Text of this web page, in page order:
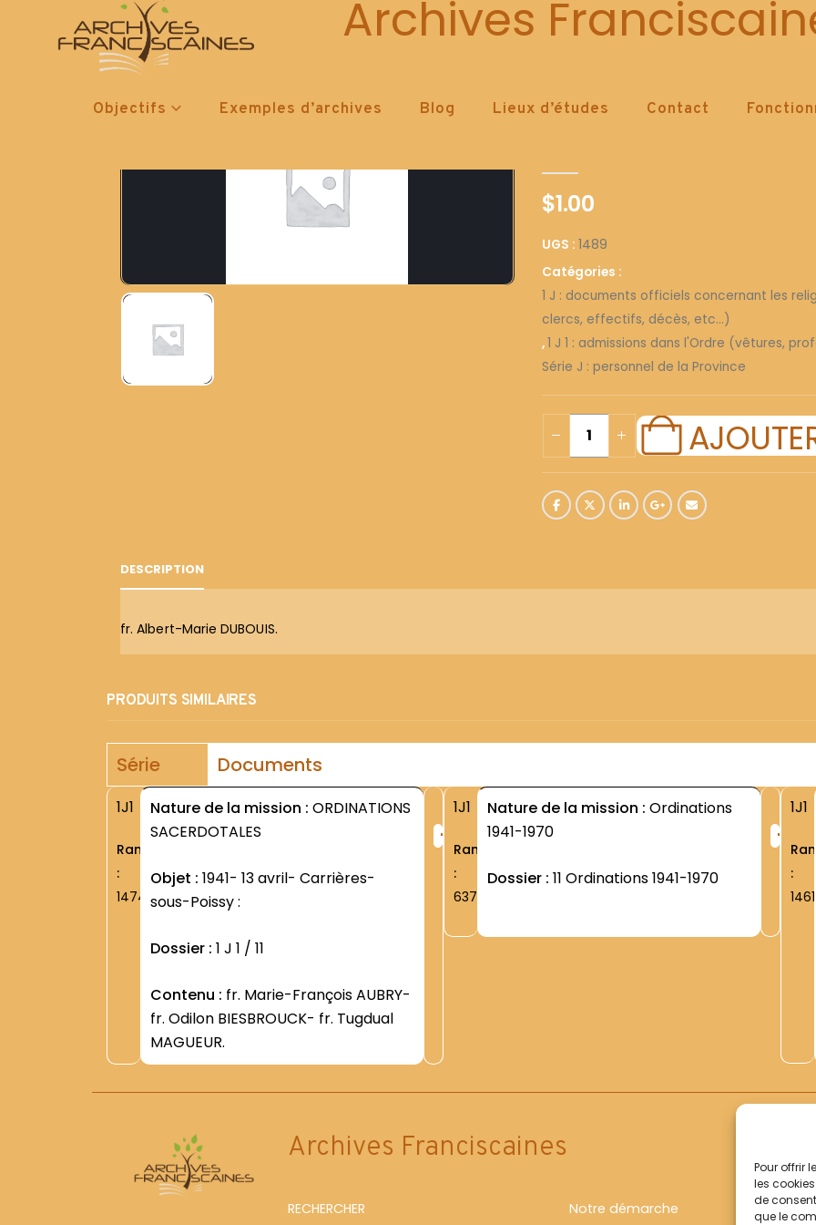
Pour offrir
les
de
que le
Archives
Objectifs Exemples d’archives Blog Lieux d’études Contact
1489
$1.00
UGS : 1489
Catégories :
1 J : documents officiels concernant les
clercs, effectifs, décès, etc...)
,1 J 1 : admissions dans l'Ordre (vêtures,
Série J : personnel de la Province
DESCRIPTION
fr. Albert-Marie DUBOUIS.
PRODUITS SIMILAIRES
Série Documents
1J1
Rang
:
1474
Nature de la mission : ORDINATIONS
SACERDOTALES
Objet : 1941- 13 avril- Carrières-
sous-Poissy :
Dossier : 1 J 1 / 11
Contenu :
fr. Odilon BIESBROUCK- fr. Tugdual
MAGUEUR.
+
1J1
Rang
:
6379
Nature de la mission : Ordinations
1941-1970
Dossier : 11 Ordinations 1941-1970
+
1J1
Rang
:
1461
Archives Franciscaines
RECHERCHER
Notre démarche